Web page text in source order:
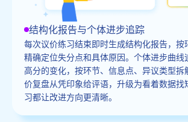
结构化报告与个体进步追踪
每次议价练习结束即时生成结构化报告，按
精确定位失分点和具体原因。个体进步曲线
高分的变化，按环节、信息点、异议类型拆
价复盘从凭印象给评语，升级为看着数据找
习都让改进方向更清晰。